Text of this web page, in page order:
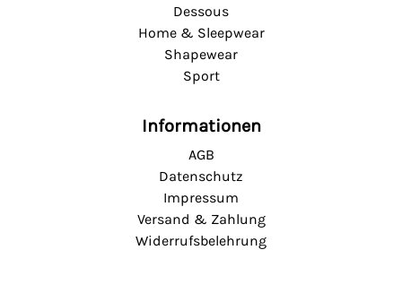
Dessous
Home & Sleepwear
Shapewear
Sport
Informationen
AGB
Datenschutz
Impressum
Versand & Zahlung
Widerrufsbelehrung